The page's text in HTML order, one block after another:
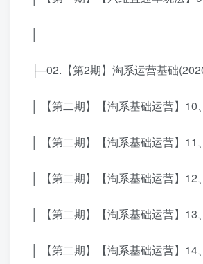
├─02.【第2期】淘系运营基础
│ 【第二期】【淘系基础运营】
│ 【第二期】【淘系基础运营】
│ 【第二期】【淘系基础运营】
│ 【第二期】【淘系基础运营】
│ 【第二期】【淘系基础运营】